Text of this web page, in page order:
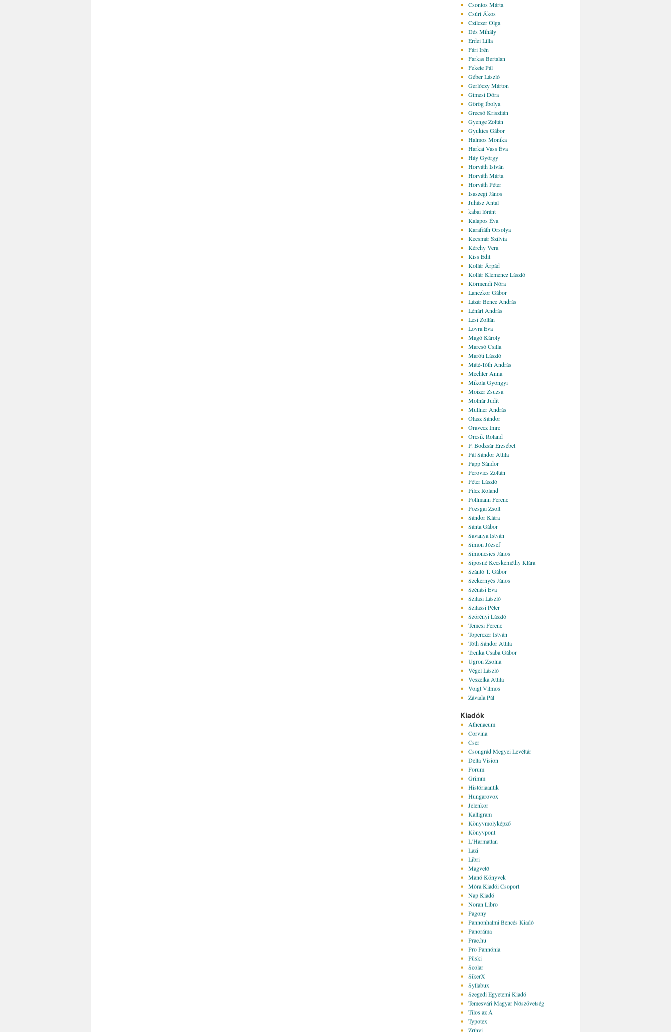
Csontos Márta
Csúri Ákos
Czilczer Olga
Dés Mihály
Erdei Lilla
Fári Irén
Farkas Bertalan
Fekete Pál
Géber László
Gerlóczy Márton
Gimesi Dóra
Görög Ibolya
Grecsó Krisztián
Gyenge Zoltán
Gyukics Gábor
Halmos Monika
Harkai Vass Éva
Háy György
Horváth István
Horváth Márta
Horváth Péter
Isaszegi János
Juhász Antal
kabai lóránt
Kalapos Éva
Karafiáth Orsolya
Kecsmár Szilvia
Kérchy Vera
Kiss Edit
Kollár Árpád
Kollár Klemencz László
Körmendi Nóra
Lanczkor Gábor
Lázár Bence András
Lénárt András
Lesi Zoltán
Lovra Éva
Magó Károly
Marcsó Csilla
Maróti László
Máté-Tóth András
Mechler Anna
Mikola Gyöngyi
Moizer Zsuzsa
Molnár Judit
Müllner András
Olasz Sándor
Oravecz Imre
Orcsik Roland
P. Bodzsár Erzsébet
Pál Sándor Attila
Papp Sándor
Perovics Zoltán
Péter László
Pilcz Roland
Pollmann Ferenc
Pozsgai Zsolt
Sándor Klára
Sánta Gábor
Savanya István
Simon József
Simoncsics János
Siposné Kecskeméthy Klára
Szántó T. Gábor
Szekernyés János
Szénási Éva
Szilasi László
Szilassi Péter
Szörényi László
Temesi Ferenc
Toperczer István
Tóth Sándor Attila
Trenka Csaba Gábor
Ugron Zsolna
Végel László
Veszelka Attila
Voigt Vilmos
Závada Pál
Kiadók
Athenaeum
Corvina
Cser
Csongrád Megyei Levéltár
Delta Vision
Forum
Grimm
Históriaantik
Hungarovox
Jelenkor
Kalligram
Könyvmolyképző
Könyvpont
L’Harmattan
Lazi
Libri
Magvető
Manó Könyvek
Móra Kiadói Csoport
Nap Kiadó
Noran Libro
Pagony
Pannonhalmi Bencés Kiadó
Panoráma
Prae.hu
Pro Pannónia
Püski
Scolar
SikerX
Syllabux
Szegedi Egyetemi Kiadó
Temesvári Magyar Nőszövetség
Tilos az Á
Typotex
Zrínyi